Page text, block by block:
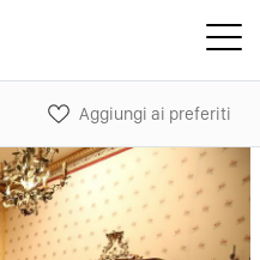
Aggiungi ai preferiti